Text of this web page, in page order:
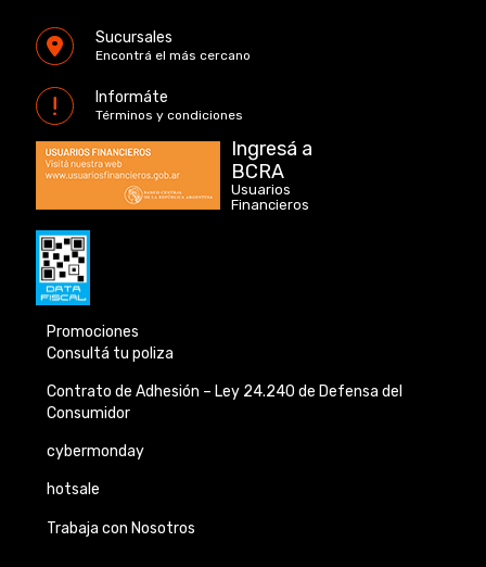
Sucursales
Encontrá el más cercano
Informáte
Términos y condiciones
Ingresá a
BCRA
Usuarios
Financieros
Promociones
Consultá tu poliza
Contrato de Adhesión – Ley 24.240 de Defensa del
Consumidor
cybermonday
hotsale
Trabaja con Nosotros